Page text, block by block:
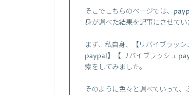
そこでこちらのページでは、
身が調べた結果を記事にさせてい
まず、私自身、【リバイブラッ
paypal】【 リバイブラッシュ
索をしてみました。
そのように色々と調べていって